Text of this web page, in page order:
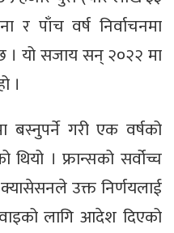
र पाँच वर्ष निर्वाचनमा
। यो सजाय सन् २०२२ मा
।
गरी एक वर्षको
। फ्रान्सको सर्वोच्च
उक्त निर्णयलाई
लागि आदेश दिएको